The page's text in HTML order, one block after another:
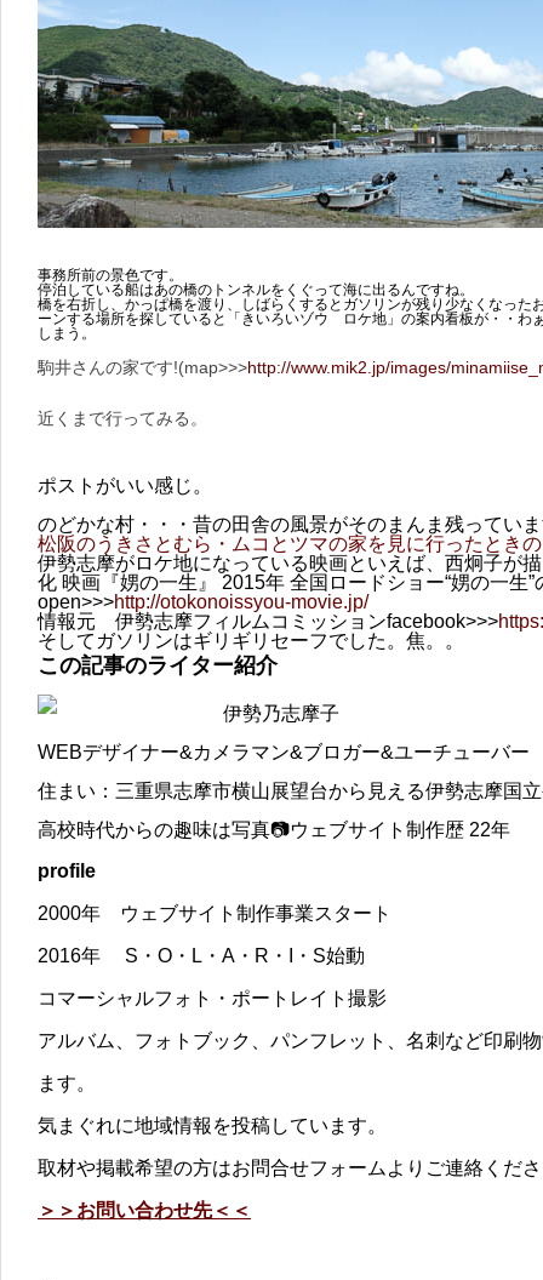
事務所前の景色です。
停泊している船はあの橋のトンネルをくぐって海に出るんですね。
橋を右折し、かっぱ橋を渡り、しばらくするとガソリンが残り少なくなった
ーンする場所を探していると「きいろいゾウ ロケ地」の案内看板が・・わ
しまう。
駒井さんの家です!(map>>>http://www.mik2.jp/images/
近くまで行ってみる。
ポストがいい感じ。
のどかな村・・・昔の田舎の風景がそのまんま残ってい
松阪のうきさとむら・ムコとツマの家を見に行ったとき
伊勢志摩がロケ地になっている映画といえば、西炯子が
化 映画『娚の一生』 2015年 全国ロードショー“娚の一生”
open>>>http://otokonoissyou-movie.jp/
情報元 伊勢志摩フィルムコミッションfacebook>>>
そしてガソリンはギリギリセーフでした。焦。。
この記事のライター紹介
伊勢乃志摩子
WEBデザイナー&カメラマン&ブロガー&ユーチューバー
住まい：三重県志摩市横山展望台から見える伊勢志摩国
高校時代からの趣味は写真📷ウェブサイト制作歴 22年
profile
2000年 ウェブサイト制作事業スタート
2016年 S・O・L・A・R・I・S始動
コマーシャルフォト・ポートレイト撮影
アルバム、フォトブック、パンフレット、名刺など印刷
ます。
気まぐれに地域情報を投稿しています。
取材や掲載希望の方はお問合せフォームよりご連絡くだ
＞＞お問い合わせ先＜＜